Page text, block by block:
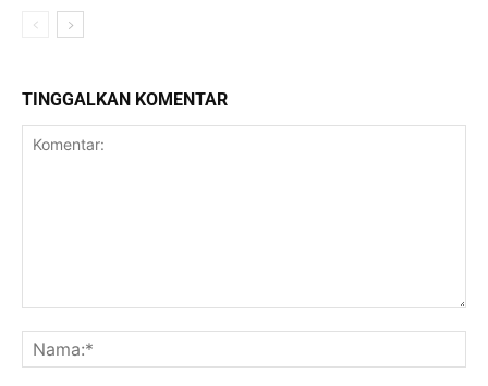
TINGGALKAN KOMENTAR